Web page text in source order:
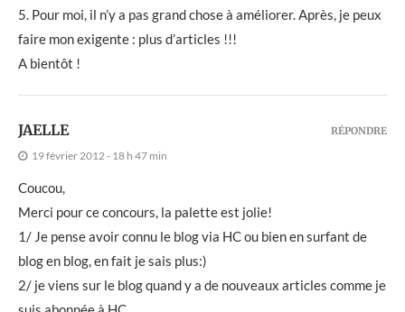
5. Pour moi, il n’y a pas grand chose à améliorer. Après, je peux
faire mon exigente : plus d’articles !!!
A bientôt !
JAELLE
19 février 2012 - 18 h 47 min
Coucou,
Merci pour ce concours, la palette est jolie!
1/ Je pense avoir connu le blog via HC ou bien en surfant de
blog en blog, en fait je sais plus:)
2/ je viens sur le blog quand y a de nouveaux articles comme je
RÉPONDRE